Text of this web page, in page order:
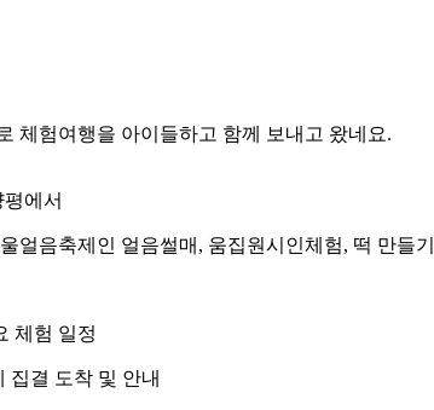
체험여행을 아이들하고 함께 보내고 왔네요.
에서
얼음축제인 얼음썰매, 움집원시인체험, 떡 만들
체험 일정
결 도착 및 안내